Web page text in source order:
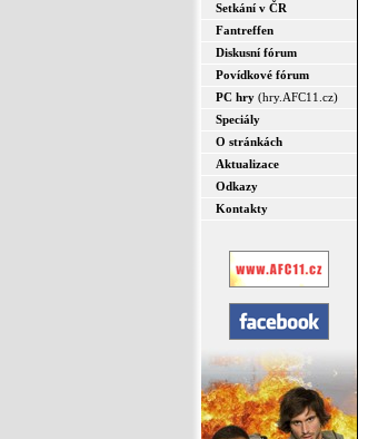
Setkání v ČR
Fantreffen
Diskusní fórum
Povídkové fórum
PC hry (hry.AFC11.cz)
Speciály
O stránkách
Aktualizace
Odkazy
Kontakty